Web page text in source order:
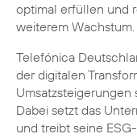
optimal erfüllen und
weiterem Wachstum.
Telefónica
der digitalen
Umsatzsteigerungen
Dabei setzt das
und treibt seine